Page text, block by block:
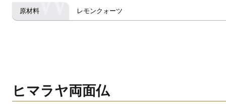
レモンクォーツ
ヒマラヤ両面仏